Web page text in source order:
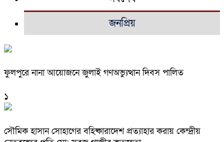
জনপ্রিয়
ফুলপুরে নানা আয়োজনে জুলাই গণঅভ্যুত্থান দিবস পালিত
১
সৌমিক হাসান সোহাগের বহিষ্কারাদেশ প্রত্যাহার করায় কেন্দ্রীয়